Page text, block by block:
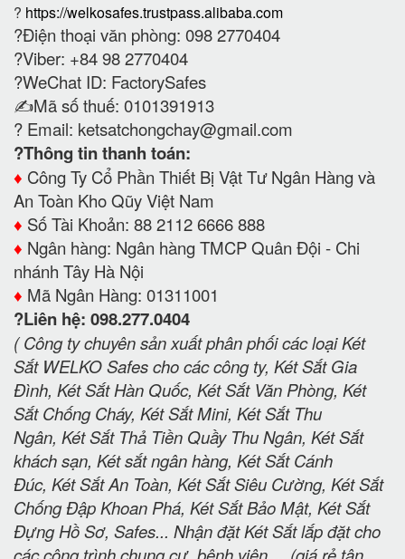
? https://welkosafes.trustpass.alibaba.com
?Điện thoại văn phòng: 098 2770404
?Viber: +84 98 2770404
?WeChat ID: FactorySafes
✍️Mã số thuế: 0101391913
? Email: ketsatchongchay@gmail.com
?Thông tin thanh toán:
♦️ Công Ty Cổ Phần Thiết Bị Vật Tư Ngân Hàng và
An Toàn Kho Qũy Việt Nam
♦️ Số Tài Khoản: 88 2112 6666 888
♦️ Ngân hàng: Ngân hàng TMCP Quân Đội - Chi
nhánh Tây Hà Nội
♦️ Mã Ngân Hàng: 01311001
?Liên hệ: 098.277.0404
( Công ty chuyên sản xuất phân phối các loại Két
Sắt WELKO Safes cho các công ty, Két Sắt Gia
Đình, Két Sắt Hàn Quốc, Két Sắt Văn Phòng, Két
Sắt Chống Cháy, Két Sắt Mini, Két Sắt Thu
Ngân, Két Sắt Thả Tiền Quầy Thu Ngân, Két Sắt
khách sạn, Két sắt ngân hàng, Két Sắt Cánh
Đúc, Két Sắt An Toàn, Két Sắt Siêu Cường, Két Sắt
Chống Đập Khoan Phá, Két Sắt Bảo Mật, Két Sắt
Đựng Hồ Sơ, Safes... Nhận đặt Két Sắt lắp đặt cho
các công trình chung cư, bệnh viện.....(giá rẻ tận